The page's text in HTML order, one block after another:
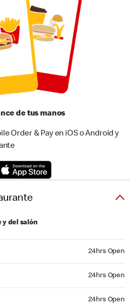
de tus manos
Order & Pay en iOS o Android y
y del salón
24hrs Open
24hrs Open
24hrs Open